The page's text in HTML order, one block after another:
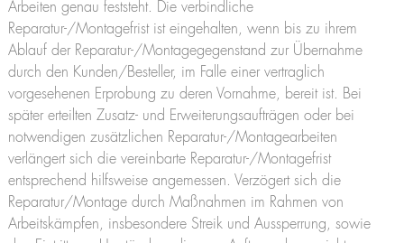
Arbeiten genau feststeht. Die verbindliche
Reparatur-/Montagefrist ist eingehalten, wenn bis zu ihrem
Ablauf der Reparatur-/Montagegegenstand zur Übernahme
durch den Kunden/Besteller, im Falle einer vertraglich
vorgesehenen Erprobung zu deren Vornahme, bereit ist. Bei
später erteilten Zusatz- und Erweiterungsaufträgen oder bei
notwendigen zusätzlichen Reparatur-/Montagearbeiten
verlängert sich die vereinbarte Reparatur-/Montagefrist
entsprechend hilfsweise angemessen. Verzögert sich die
Reparatur/Montage durch Maßnahmen im Rahmen von
Arbeitskämpfen, insbesondere Streik und Aussperrung, sowie